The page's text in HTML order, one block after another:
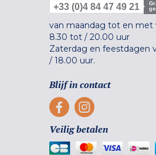
+33 (0)4 84 47 49 21
van maandag tot en met
8.30 tot / 20.00 uur
Zaterdag en feestdagen
/ 18.00 uur.
Blijf in contact
Veilig betalen